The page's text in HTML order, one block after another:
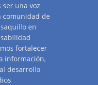
una voz
comunidad de
en
fortalecer
información,
desarrollo